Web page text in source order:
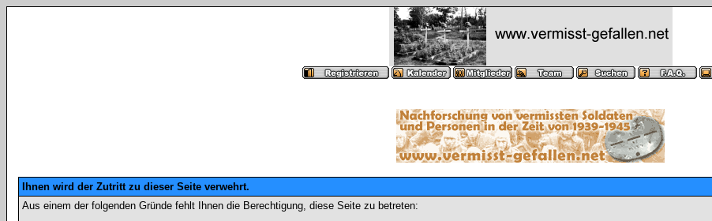
Ihnen wird der Zutritt zu dieser Seite verwehrt.
Aus einem der folgenden Gründe fehlt Ihnen die Berechtigung, diese Seite zu betreten: